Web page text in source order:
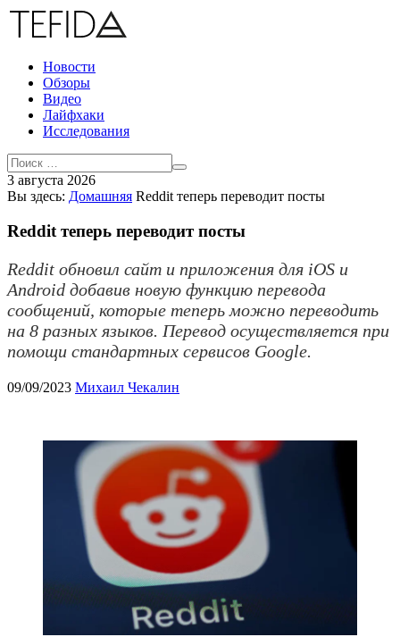
Новости
Обзоры
Видео
Лайфхаки
Исследования
3 августа 2026
Вы здесь: Домашняя Reddit теперь переводит посты
Reddit теперь переводит посты
Reddit обновил сайт и приложения для iOS и
Android добавив новую функцию перевода
сообщений, которые теперь можно переводить
на 8 разных языков. Перевод осуществляется при
помощи стандартных сервисов Google.
09/09/2023 Михаил Чекалин